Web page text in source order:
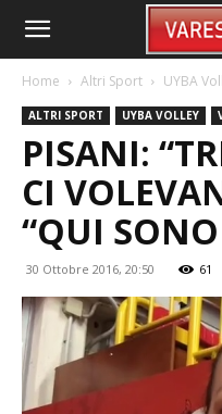
Home Altri Sport UYBA
ALTRI SPORT UYBA VOLLEY
PISANI:
CI
“QUI SONO
30 Ottobre 2016, 20:50 61